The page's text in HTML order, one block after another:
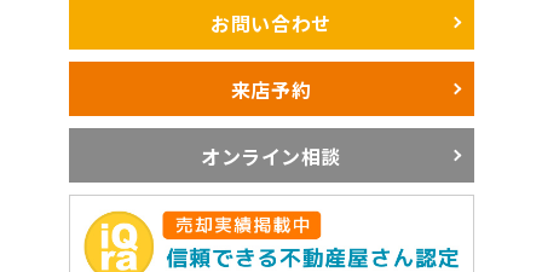
お問い合わせ
来店予約
オンライン相談